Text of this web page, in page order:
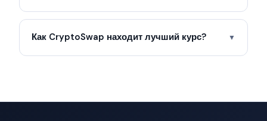
Как CryptoSwap находит лучший курс? ▼